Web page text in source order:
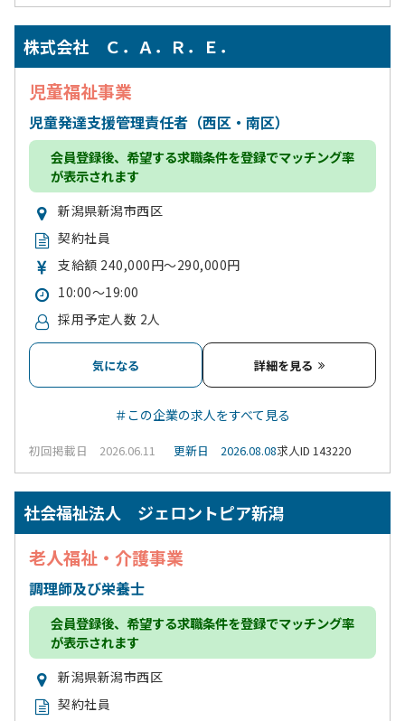
株式会社 Ｃ．Ａ．Ｒ．Ｅ．
児童福祉事業
児童発達支援管理責任者（西区・南区）
会員登録後、希望する求職条件を登録でマッチング率
が表示されます
新潟県新潟市西区
契約社員
支給額 240,000円～290,000円
10:00～19:00
採用予定人数 2人
気になる 詳細を見る
＃この企業の求人をすべて見る
初回掲載日 2026.06.11 更新日 2026.08.08求人ID 143220
社会福祉法人 ジェロントピア新潟
老人福祉・介護事業
調理師及び栄養士
会員登録後、希望する求職条件を登録でマッチング率
が表示されます
新潟県新潟市西区
契約社員